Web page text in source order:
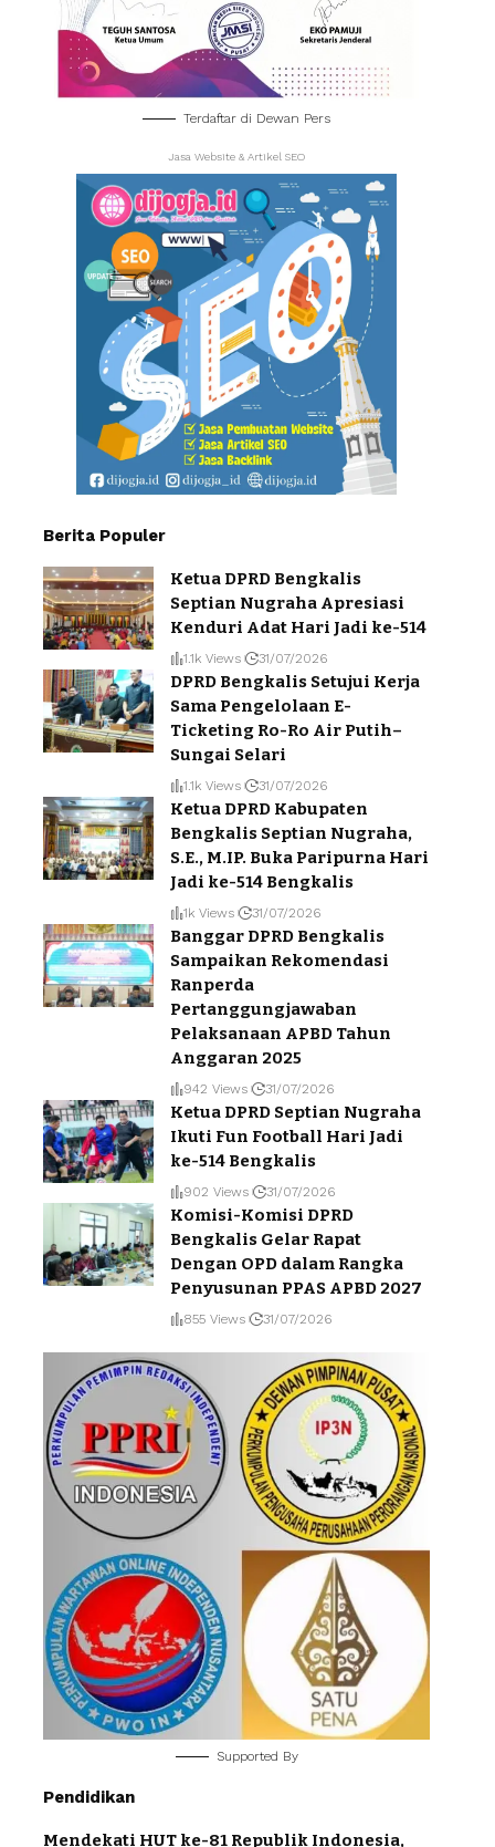
Terdaftar di Dewan Pers
Jasa Website & Artikel SEO
Berita Populer
Ketua DPRD Bengkalis
Septian Nugraha Apresiasi
Kenduri Adat Hari Jadi ke-514
1.1k Views 31/07/2026
DPRD Bengkalis Setujui Kerja
Sama Pengelolaan E-
Ticketing Ro-Ro Air Putih–
Sungai Selari
1.1k Views 31/07/2026
Ketua DPRD Kabupaten
Bengkalis Septian Nugraha,
S.E., M.IP. Buka Paripurna Hari
Jadi ke-514 Bengkalis
1k Views 31/07/2026
Banggar DPRD Bengkalis
Sampaikan Rekomendasi
Ranperda
Pertanggungjawaban
Pelaksanaan APBD Tahun
Anggaran 2025
942 Views 31/07/2026
Ketua DPRD Septian Nugraha
Ikuti Fun Football Hari Jadi
ke-514 Bengkalis
902 Views 31/07/2026
Komisi-Komisi DPRD
Bengkalis Gelar Rapat
Dengan OPD dalam Rangka
Penyusunan PPAS APBD 2027
855 Views 31/07/2026
Supported By
Pendidikan
Mendekati HUT ke-81 Republik Indonesia,